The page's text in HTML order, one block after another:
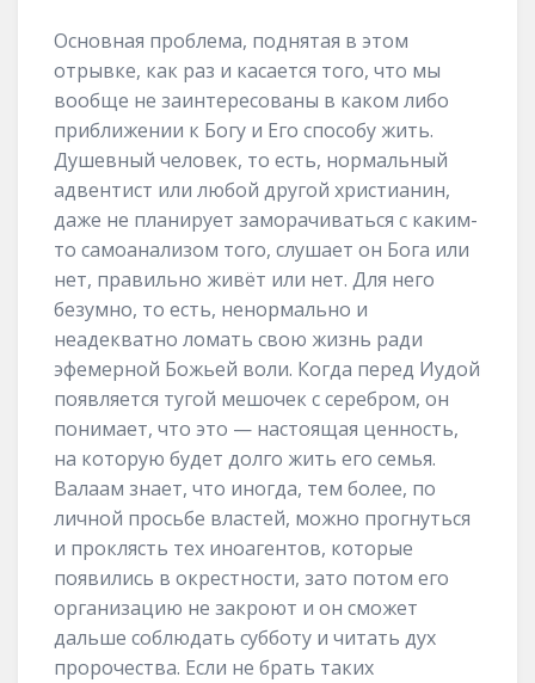
Основная проблема, поднятая в этом
отрывке, как раз и касается того, что мы
вообще не заинтересованы в каком либо
приближении к Богу и Его способу жить.
Душевный человек, то есть, нормальный
адвентист или любой другой христианин,
даже не планирует заморачиваться с каким-
то самоанализом того, слушает он Бога или
нет, правильно живёт или нет. Для него
безумно, то есть, ненормально и
неадекватно ломать свою жизнь ради
эфемерной Божьей воли. Когда перед Иудой
появляется тугой мешочек с серебром, он
понимает, что это — настоящая ценность,
на которую будет долго жить его семья.
Валаам знает, что иногда, тем более, по
личной просьбе властей, можно прогнуться
и проклясть тех иноагентов, которые
появились в окрестности, зато потом его
организацию не закроют и он сможет
дальше соблюдать субботу и читать дух
пророчества. Если не брать таких